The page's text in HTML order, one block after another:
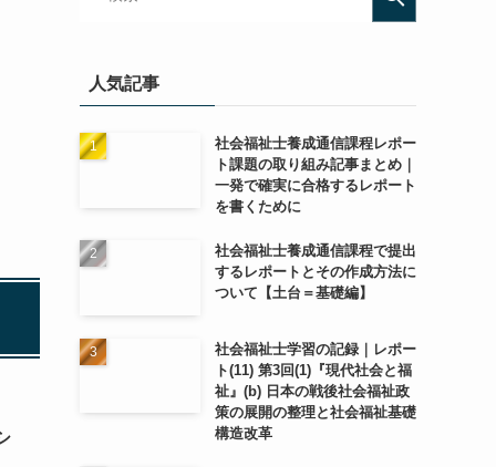
人気記事
社会福祉士養成通信課程レポー
ト課題の取り組み記事まとめ｜
一発で確実に合格するレポート
を書くために
社会福祉士養成通信課程で提出
するレポートとその作成方法に
ついて【土台＝基礎編】
社会福祉士学習の記録｜レポー
ト(11) 第3回(1)『現代社会と福
祉』(b) 日本の戦後社会福祉政
策の展開の整理と社会福祉基礎
構造改革